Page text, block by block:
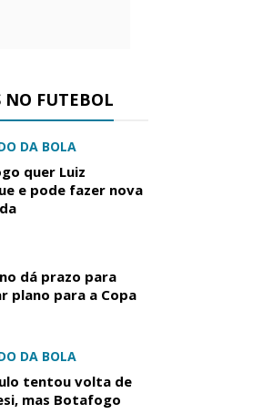
FUTEBOL
DA BOLA
quer Luiz
e pode fazer nova
dá prazo para
plano para a Copa
DA BOLA
tentou volta de
mas Botafogo